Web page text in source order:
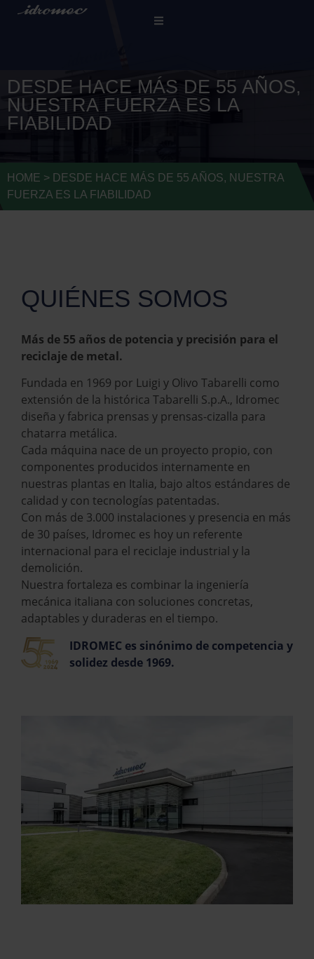
DESDE HACE MÁS DE 55 AÑOS,
NUESTRA FUERZA ES LA
FIABILIDAD
HOME > DESDE HACE MÁS DE 55 AÑOS, NUESTRA
FUERZA ES LA FIABILIDAD
QUIÉNES SOMOS
Más de 55 años de potencia y precisión para el
reciclaje de metal.
Fundada en 1969 por Luigi y Olivo Tabarelli como
extensión de la histórica Tabarelli S.p.A., Idromec
diseña y fabrica prensas y prensas-cizalla para
chatarra metálica.
Cada máquina nace de un proyecto propio, con
componentes producidos internamente en
nuestras plantas en Italia, bajo altos estándares de
calidad y con tecnologías patentadas.
Con más de 3.000 instalaciones y presencia en más
de 30 países, Idromec es hoy un referente
internacional para el reciclaje industrial y la
demolición.
Nuestra fortaleza es combinar la ingeniería
mecánica italiana con soluciones concretas,
adaptables y duraderas en el tiempo.
IDROMEC es sinónimo de competencia y
solidez desde 1969.